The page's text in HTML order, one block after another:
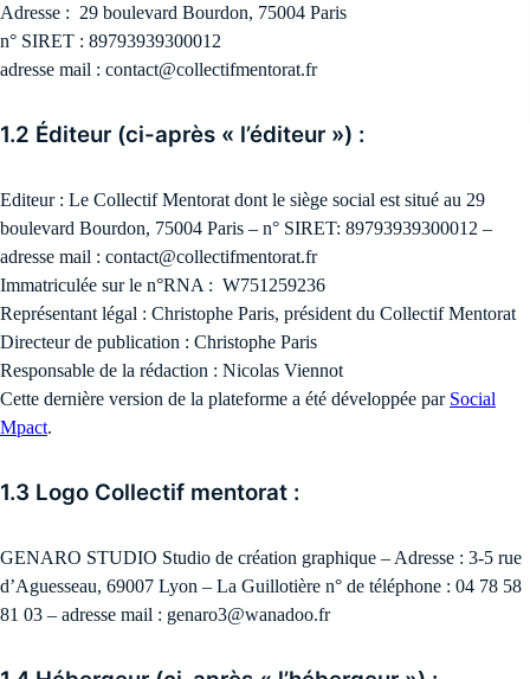
Adresse : 29 boulevard Bourdon, 75004 Paris
n° SIRET : 89793939300012
adresse mail : contact@collectifmentorat.fr
1.2 Éditeur (ci-après « l’éditeur ») :
Editeur : Le Collectif Mentorat dont le siège social est situé au 29
boulevard Bourdon, 75004 Paris – n° SIRET: 89793939300012 –
adresse mail : contact@collectifmentorat.fr
Immatriculée sur le n°RNA : W751259236
Représentant légal : Christophe Paris, président du Collectif Mentorat
Directeur de publication : Christophe Paris
Responsable de la rédaction : Nicolas Viennot
Cette dernière version de la plateforme a été développée par Social
Mpact.
1.3 Logo Collectif mentorat :
GENARO STUDIO Studio de création graphique – Adresse : 3-5 rue
d’Aguesseau, 69007 Lyon – La Guillotière n° de téléphone : 04 78 58
81 03 – adresse mail : genaro3@wanadoo.fr